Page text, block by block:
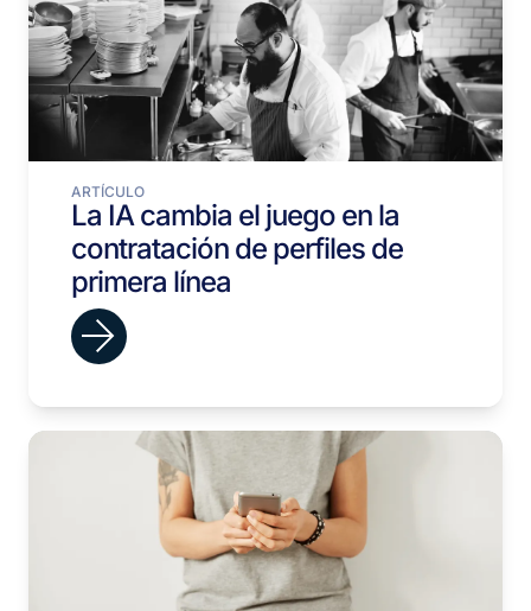
ARTÍCULO
La IA cambia el juego en la
contratación de perfiles de
primera línea